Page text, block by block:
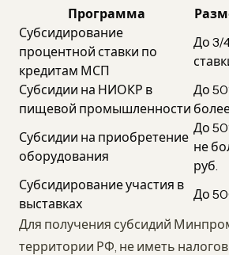
Программа
Субсидирование
процентной ставки по
кредитам МСП
До 3/
Субсидии на НИОКР в
пищевой промышленности
До
Субсидии на приобретение
оборудования
До
не
руб.
Субсидирование участия в
выставках
До
Для получения субсидий
территории РФ, не иметь